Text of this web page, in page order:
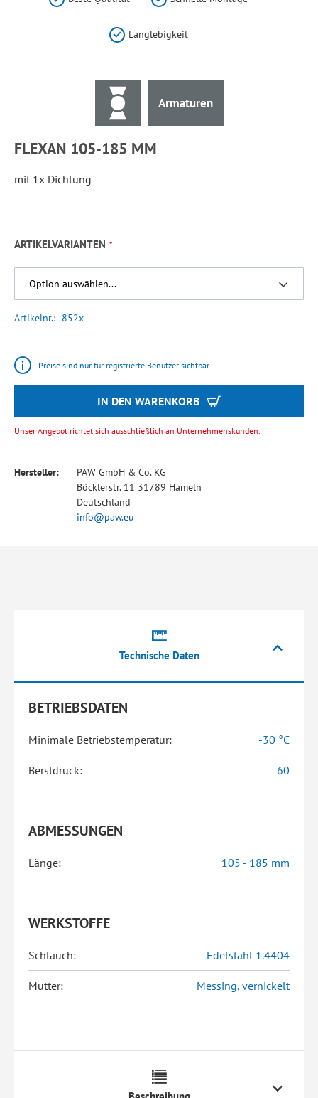
Langlebigkeit
Armaturen
FLEXAN 105-185 MM
mit 1x Dichtung
ARTIKELVARIANTEN
Artikelnr. 852x
Preise sind nur für registrierte Benutzer sichtbar
IN DEN WARENKORB
Unser Angebot richtet sich ausschließlich an Unternehmenskunden.
Hersteller:
PAW GmbH & Co. KG
Böcklerstr. 11 31789 Hameln
Deutschland
info@paw.eu
Technische Daten
BETRIEBSDATEN
Minimale Betriebstemperatur: -30 °C
Berstdruck: 60
ABMESSUNGEN
Länge: 105 - 185 mm
WERKSTOFFE
Schlauch: Edelstahl 1.4404
Mutter: Messing, vernickelt